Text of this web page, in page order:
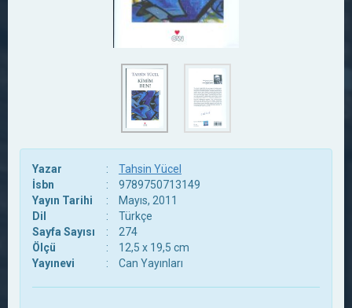
Yazar :
Tahsin Yücel
İsbn
:
9789750713149
Yayın Tarihi
:
Mayıs, 2011
Dil
:
Türkçe
Sayfa Sayısı
:
274
Ölçü
:
12,5 x 19,5 cm
Yayınevi
: Can Yayınları